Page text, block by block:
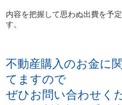
内容を把握して思わぬ出費を予
す。
不動産購入のお金に
てますので
ぜひお問い合わせく